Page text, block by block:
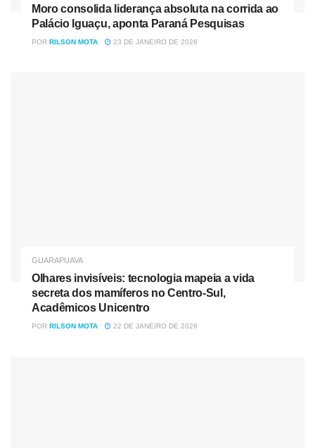
Moro consolida liderança absoluta na corrida ao
Palácio Iguaçu, aponta Paraná Pesquisas
POR RILSON MOTA 23 DE JANEIRO DE 2026
GUARAPUAVA
Olhares invisíveis: tecnologia mapeia a vida
secreta dos mamíferos no Centro-Sul,
Acadêmicos Unicentro
POR RILSON MOTA 22 DE JANEIRO DE 2026